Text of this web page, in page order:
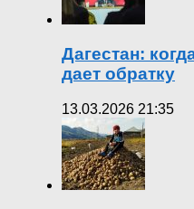
Дагестан:
дает обратку
13.03.2026 21:35